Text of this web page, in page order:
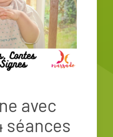
avec
séances